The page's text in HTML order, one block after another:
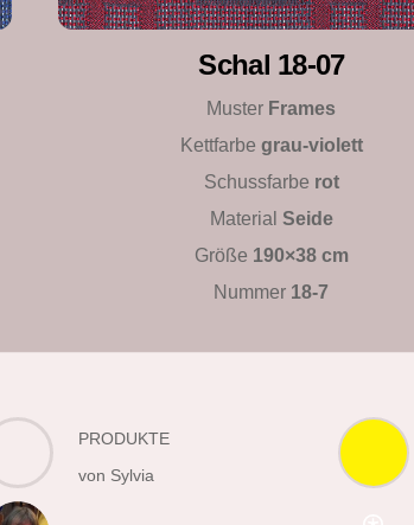
Schal 18-07
Muster Frames
Kettfarbe grau-violett
Schussfarbe rot
Material Seide
Größe 190×38 cm
Nummer 18-7
PRODUKTE
von Sylvia